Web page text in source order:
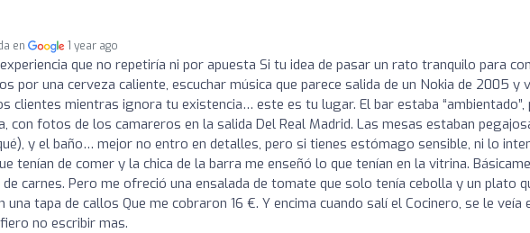
en 1 year ago
que no repetiría ni por apuesta Si tu idea de pasar un rato tranquilo para
por una cerveza caliente, escuchar música que parece salida de un Nokia de 2005 y
clientes mientras ignora tu existencia… este es tu lugar. El bar estaba “ambientado”,
con fotos de los camareros en la salida Del Real Madrid. Las mesas estaban
y el baño… mejor no entro en detalles, pero si tienes estómago sensible, ni lo
tenían de comer y la chica de la barra me enseñó lo que tenían en la vitrina.
carnes. Pero me ofreció una ensalada de tomate que solo tenía cebolla y un plato
tapa de callos Que me cobraron 16 €. Y encima cuando salí el Cocinero, se le veía
no escribir mas.